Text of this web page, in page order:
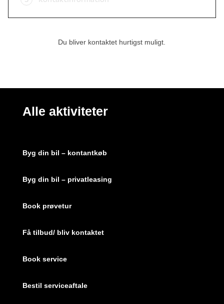
Du bliver kontaktet hurtigst muligt.
Alle aktiviteter
Byg din bil – kontantkøb
Byg din bil – privatleasing
Book prøvetur
Få tilbud/ bliv kontaktet
Book service
Bestil serviceaftale